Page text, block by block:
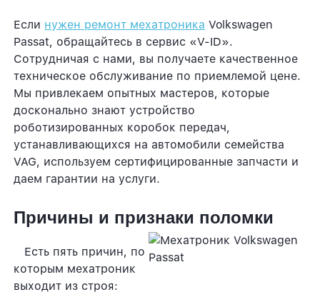
Если нужен ремонт мехатроника Volkswagen
Passat, обращайтесь в сервис «V-ID».
Сотрудничая с нами, вы получаете качественное
техническое обслуживание по приемлемой цене.
Мы привлекаем опытных мастеров, которые
досконально знают устройство
роботизированных коробок передач,
устанавливающихся на автомобили семейства
VAG, используем сертифицированные запчасти и
даем гарантии на услуги.
Причины и признаки поломки
Есть пять причин, по
которым мехатроник
выходит из строя: